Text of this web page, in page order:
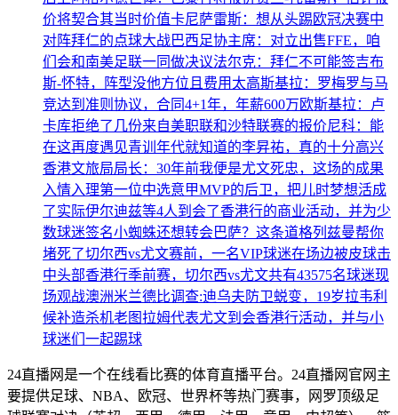
价将契合其当时价值卡尼萨雷斯：想从头踢欧冠决赛中
对阵拜仁的点球大战巴西足协主席：对立出售FFE，咱
们会和南美足联一同做决议法尔克：拜仁不可能签吉布
斯-怀特，阵型没他方位且费用太高斯基拉：罗梅罗与马
竞达到准则协议，合同4+1年，年薪600万欧斯基拉：卢
卡库拒绝了几份来自美职联和沙特联赛的报价尼科：能
在这再度遇见青训年代就知道的李昇祐，真的十分高兴
香港文旅局局长：30年前我便是尤文死忠，这场的成果
入情入理第一位中选意甲MVP的后卫，把儿时梦想活成
了实际伊尔迪兹等4人到会了香港行的商业活动，并为少
数球迷签名小蜘蛛还想转会巴萨？这条道格列兹曼帮你
堵死了切尔西vs尤文赛前，一名VIP球迷在场边被皮球击
中头部香港行季前赛，切尔西vs尤文共有43575名球迷现
场观战澳洲米兰德比调查:迪乌夫防卫蜕变，19岁拉韦利
候补造杀机老图拉姆代表尤文到会香港行活动，并与小
球迷们一起踢球
24直播网是一个在线看比赛的体育直播平台。24直播网官网主
要提供足球、NBA、欧冠、世界杯等热门赛事，网罗顶级足